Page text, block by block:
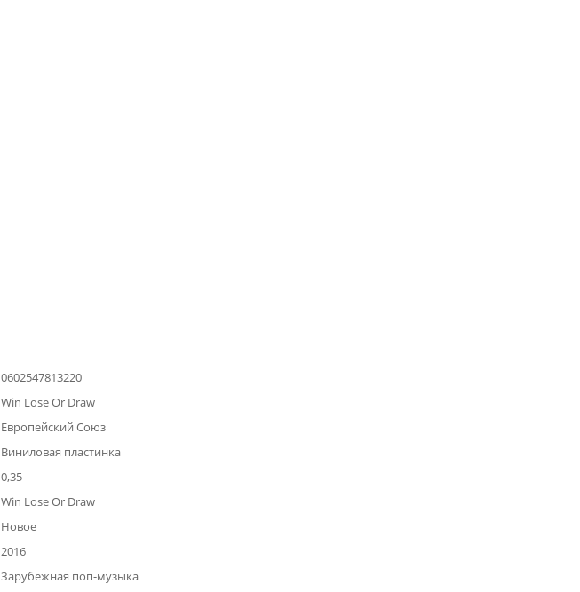
0602547813220
Win Lose Or Draw
Европейский Союз
Виниловая пластинка
0,35
Win Lose Or Draw
Новое
2016
Зарубежная поп-музыка